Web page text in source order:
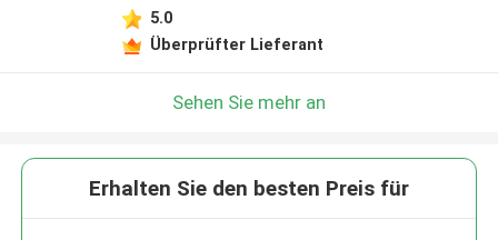
5.0
Überprüfter Lieferant
Sehen Sie mehr an
Erhalten Sie den besten Preis für